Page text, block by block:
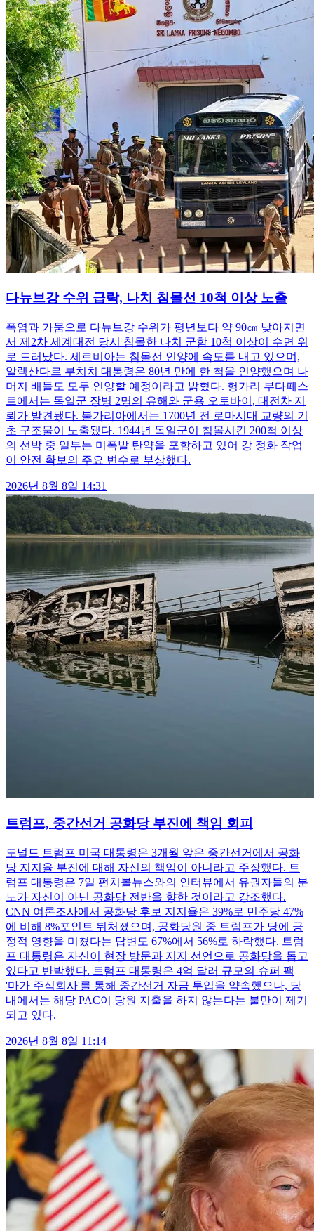
다뉴브강 수위 급락, 나치 침몰선 10척 이상 노출
폭염과 가뭄으로 다뉴브강 수위가 평년보다 약 90㎝ 낮아지면
서 제2차 세계대전 당시 침몰한 나치 군함 10척 이상이 수면 위
로 드러났다. 세르비아는 침몰선 인양에 속도를 내고 있으며,
알렉산다르 부치치 대통령은 80년 만에 한 척을 인양했으며 나
머지 배들도 모두 인양할 예정이라고 밝혔다. 헝가리 부다페스
트에서는 독일군 장병 2명의 유해와 군용 오토바이, 대전차 지
뢰가 발견됐다. 불가리아에서는 1700년 전 로마시대 교량의 기
초 구조물이 노출됐다. 1944년 독일군이 침몰시킨 200척 이상
의 선박 중 일부는 미폭발 탄약을 포함하고 있어 강 정화 작업
이 안전 확보의 주요 변수로 부상했다.
2026년 8월 8일 14:31
트럼프, 중간선거 공화당 부진에 책임 회피
도널드 트럼프 미국 대통령은 3개월 앞은 중간선거에서 공화
당 지지율 부진에 대해 자신의 책임이 아니라고 주장했다. 트
럼프 대통령은 7일 펀치볼뉴스와의 인터뷰에서 유권자들의 분
노가 자신이 아닌 공화당 전반을 향한 것이라고 강조했다.
CNN 여론조사에서 공화당 후보 지지율은 39%로 민주당 47%
에 비해 8%포인트 뒤처졌으며, 공화당원 중 트럼프가 당에 긍
정적 영향을 미쳤다는 답변도 67%에서 56%로 하락했다. 트럼
프 대통령은 자신이 현장 방문과 지지 선언으로 공화당을 돕고
있다고 반박했다. 트럼프 대통령은 4억 달러 규모의 슈퍼 팩
'마가 주식회사'를 통해 중간선거 자금 투입을 약속했으나, 당
내에서는 해당 PAC이 당원 지출을 하지 않는다는 불만이 제기
되고 있다.
2026년 8월 8일 11:14